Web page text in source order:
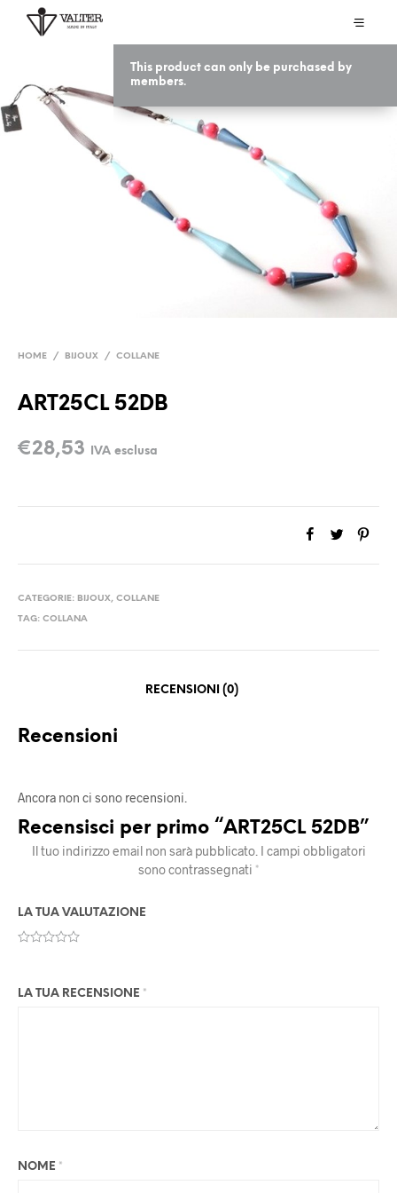
This product can only be purchased by
members.
HOME / BIJOUX / COLLANE
ART25CL 52DB
€28,53 IVA esclusa
CATEGORIE: BIJOUX, COLLANE
TAG: COLLANA
RECENSIONI (0)
Recensioni
Ancora non ci sono recensioni.
Recensisci per primo “ART25CL 52DB”
Il tuo indirizzo email non sarà pubblicato. I campi obbligatori
sono contrassegnati *
LA TUA VALUTAZIONE
LA TUA RECENSIONE *
NOME *